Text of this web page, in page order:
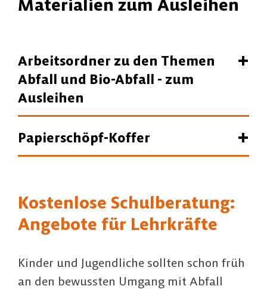
Materialien zum Ausleihen
Arbeitsordner zu den Themen
Abfall und Bio-Abfall - zum
Ausleihen
Papierschöpf-Koffer
Kostenlose Schulberatung:
Angebote für Lehrkräfte
Kinder und Jugendliche sollten schon früh
an den bewussten Umgang mit Abfall